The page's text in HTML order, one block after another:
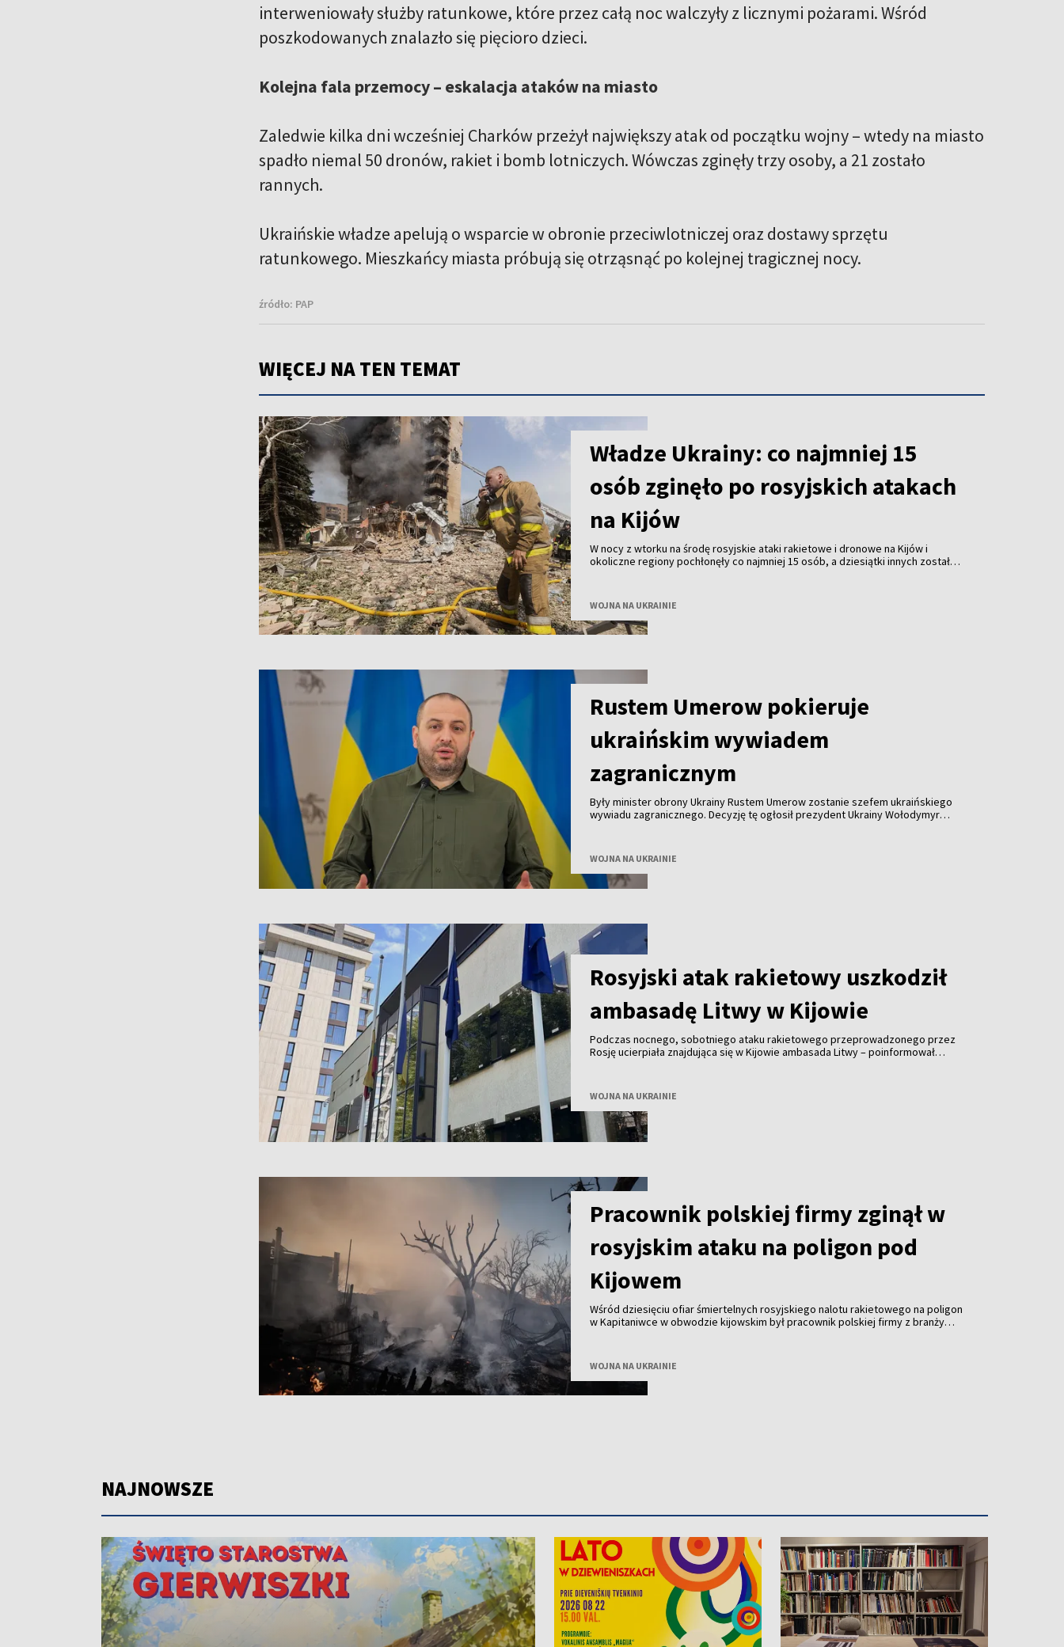
interweniowały służby ratunkowe, które przez całą noc walczyły z licznymi pożarami. Wśród
poszkodowanych znalazło się pięcioro dzieci.
Kolejna fala przemocy – eskalacja ataków na miasto
Zaledwie kilka dni wcześniej Charków przeżył największy atak od początku wojny – wtedy na miasto
spadło niemal 50 dronów, rakiet i bomb lotniczych. Wówczas zginęły trzy osoby, a 21 zostało
rannych.
Ukraińskie władze apelują o wsparcie w obronie przeciwlotniczej oraz dostawy sprzętu
ratunkowego. Mieszkańcy miasta próbują się otrząsnąć po kolejnej tragicznej nocy.
źródło: PAP
WIĘCEJ NA TEN TEMAT
Władze Ukrainy: co najmniej 15
osób zginęło po rosyjskich atakach
na Kijów
W nocy z wtorku na środę rosyjskie ataki rakietowe i dronowe na Kijów i
okoliczne regiony pochłonęły co najmniej 15 osób, a dziesiątki innych zostały
WOJNA NA UKRAINIE
Rustem Umerow pokieruje
ukraińskim wywiadem
zagranicznym
Były minister obrony Ukrainy Rustem Umerow zostanie szefem ukraińskiego
wywiadu zagranicznego. Decyzję tę ogłosił prezydent Ukrainy Wołodymyr
WOJNA NA UKRAINIE
Rosyjski atak rakietowy uszkodził
ambasadę Litwy w Kijowie
Podczas nocnego, sobotniego ataku rakietowego przeprowadzonego przez
Rosję ucierpiała znajdująca się w Kijowie ambasada Litwy – poinformował
WOJNA NA UKRAINIE
Pracownik polskiej firmy zginął w
rosyjskim ataku na poligon pod
Kijowem
Wśród dziesięciu ofiar śmiertelnych rosyjskiego nalotu rakietowego na poligon
w Kapitaniwce w obwodzie kijowskim był pracownik polskiej firmy z branży
WOJNA NA UKRAINIE
NAJNOWSZE